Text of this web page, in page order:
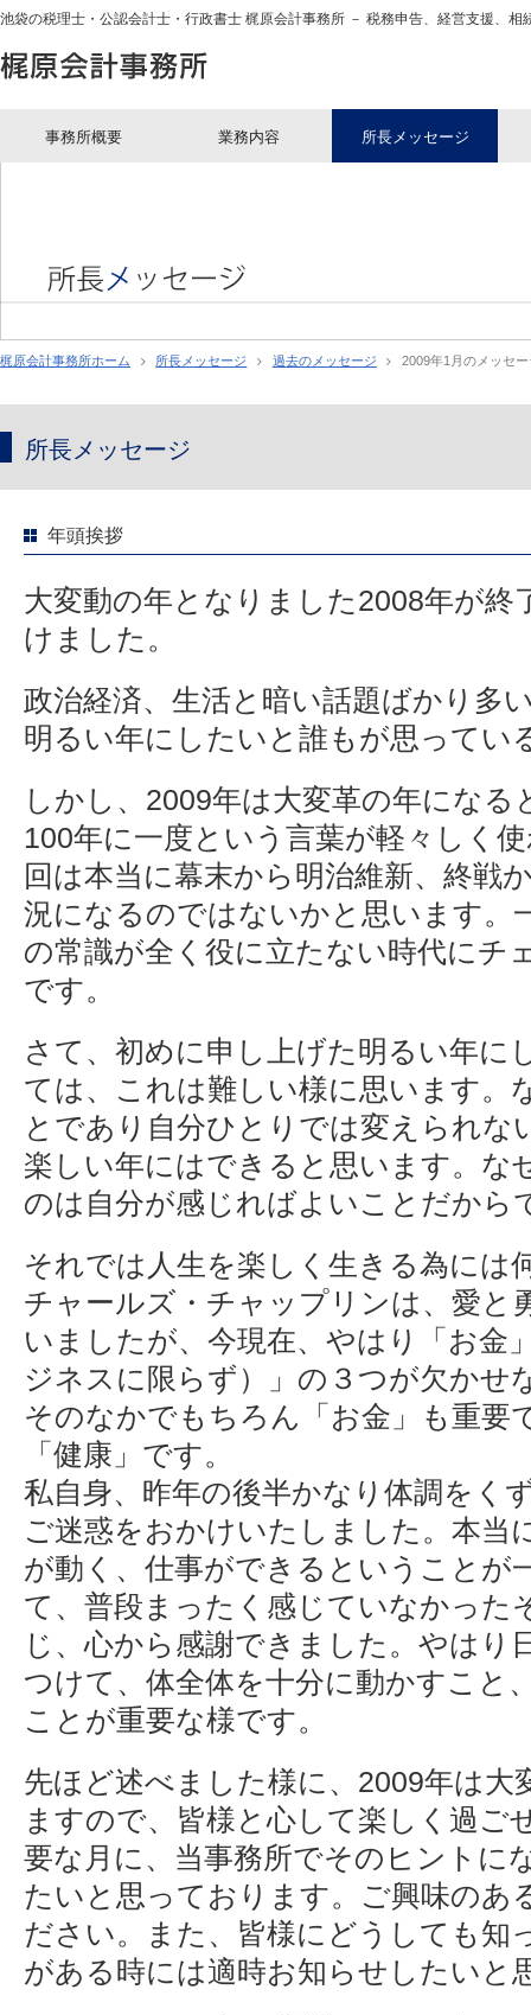
池袋の税理士・公認会計士・行政書士 梶原会計事務所 － 税務申告、経営支援、相
事務所概要 業務内容 所長メッセージ
梶原会計事務所ホーム 所長メッセージ 過去のメッセージ 2009年1月のメッセー
所長メッセージ
年頭挨拶
大変動の年となりました2008年が終
けました。
政治経済、生活と暗い話題ばかり多
明るい年にしたいと誰もが思ってい
しかし、2009年は大変革の年になる
100年に一度という言葉が軽々しく
回は本当に幕末から明治維新、終戦
況になるのではないかと思います。
の常識が全く役に立たない時代にチ
です。
さて、初めに申し上げた明るい年に
ては、これは難しい様に思います。
とであり自分ひとりでは変えられな
楽しい年にはできると思います。な
のは自分が感じればよいことだから
それでは人生を楽しく生きる為には
チャールズ・チャップリンは、愛と
いましたが、今現在、やはり「お金
ジネスに限らず）」の３つが欠かせ
そのなかでもちろん「お金」も重要
「健康」です。
私自身、昨年の後半かなり体調をく
ご迷惑をおかけいたしました。本当
が動く、仕事ができるということが
て、普段まったく感じていなかった
じ、心から感謝できました。やはり
つけて、体全体を十分に動かすこと
ことが重要な様です。
先ほど述べました様に、2009年は大
ますので、皆様と心して楽しく過ご
要な月に、当事務所でそのヒントに
たいと思っております。ご興味のあ
ださい。また、皆様にどうしても知
がある時には適時お知らせしたいと